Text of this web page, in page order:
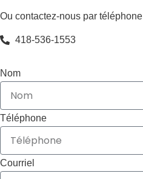
Ou contactez-nous par téléphone
418-536-1553
Nom
Téléphone
Courriel